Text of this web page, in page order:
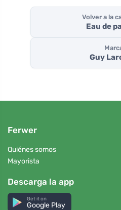
Volver a la
Eau de
Guy
Ferwer
Quiénes somos
Mayorista
Descarga la app
Get it on
Google Play